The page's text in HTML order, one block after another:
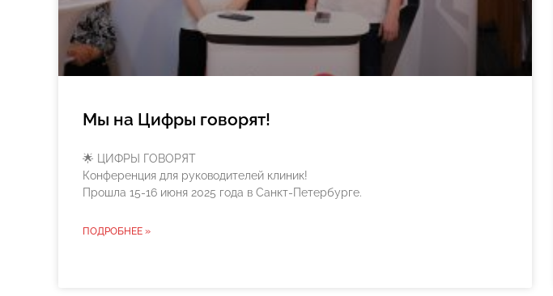
Мы на Цифры говорят!
🌟 ЦИФРЫ ГОВОРЯТ
Конференция для руководителей клиник!
Прошла 15-16 июня 2025 года в Санкт-Петербурге.
ПОДРОБНЕЕ »